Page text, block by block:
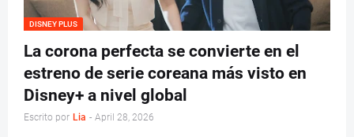
DISNEY PLUS
La corona perfecta se convierte en el
estreno de serie coreana más visto en
Disney+ a nivel global
Escrito por Lia - April 28, 2026